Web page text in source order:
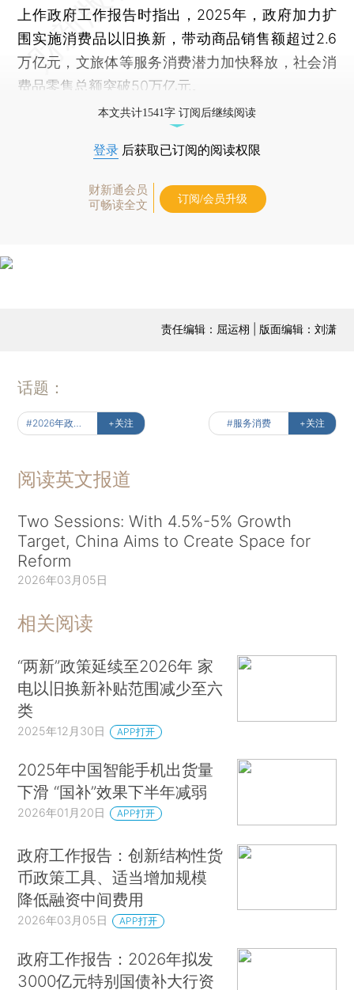
上作政府工作报告时指出，2025年，政府加力扩
围实施消费品以旧换新，带动商品销售额超过2.6
万亿元，文旅体等服务消费潜力加快释放，社会消
费品零售总额突破50万亿元。
本文共计1541字 订阅后继续阅读
登录 后获取已订阅的阅读权限
财新通会员
可畅读全文
订阅/会员升级
责任编辑：屈运栩 | 版面编辑：刘潇
话题：
+关注 #服务消费 +关注
阅读英文报道
Two Sessions: With 4.5%-5% Growth
Target, China Aims to Create Space for
Reform
2026年03月05日
相关阅读
“两新”政策延续至2026年 家
电以旧换新补贴范围减少至六
类
2025年12月30日 APP打开
2025年中国智能手机出货量
下滑 “国补”效果下半年减弱
2026年01月20日 APP打开
政府工作报告：创新结构性货
币政策工具、适当增加规模
降低融资中间费用
2026年03月05日 APP打开
政府工作报告：2026年拟发
3000亿元特别国债补大行资